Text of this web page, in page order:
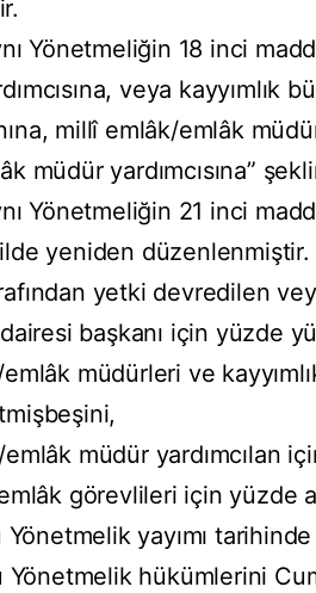
Yönetmeliğin 18 inci
veya kayyımlık
millî emlâk/emlâk
müdür yardımcısına”
Yönetmeliğin 21 inci
yeniden düzenlenmiştir.
yetki devredilen
başkanı için yüzde
müdürleri ve
müdür yardımcılan
görevlileri için yüzde
Yönetmelik yayımı
Yönetmelik hükümlerini